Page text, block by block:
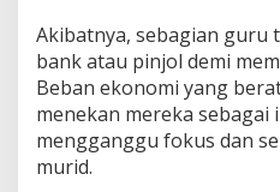
Akibatnya, sebagian guru
bank atau pinjol demi
Beban ekonomi yang
menekan mereka sebagai
mengganggu fokus dan
murid.